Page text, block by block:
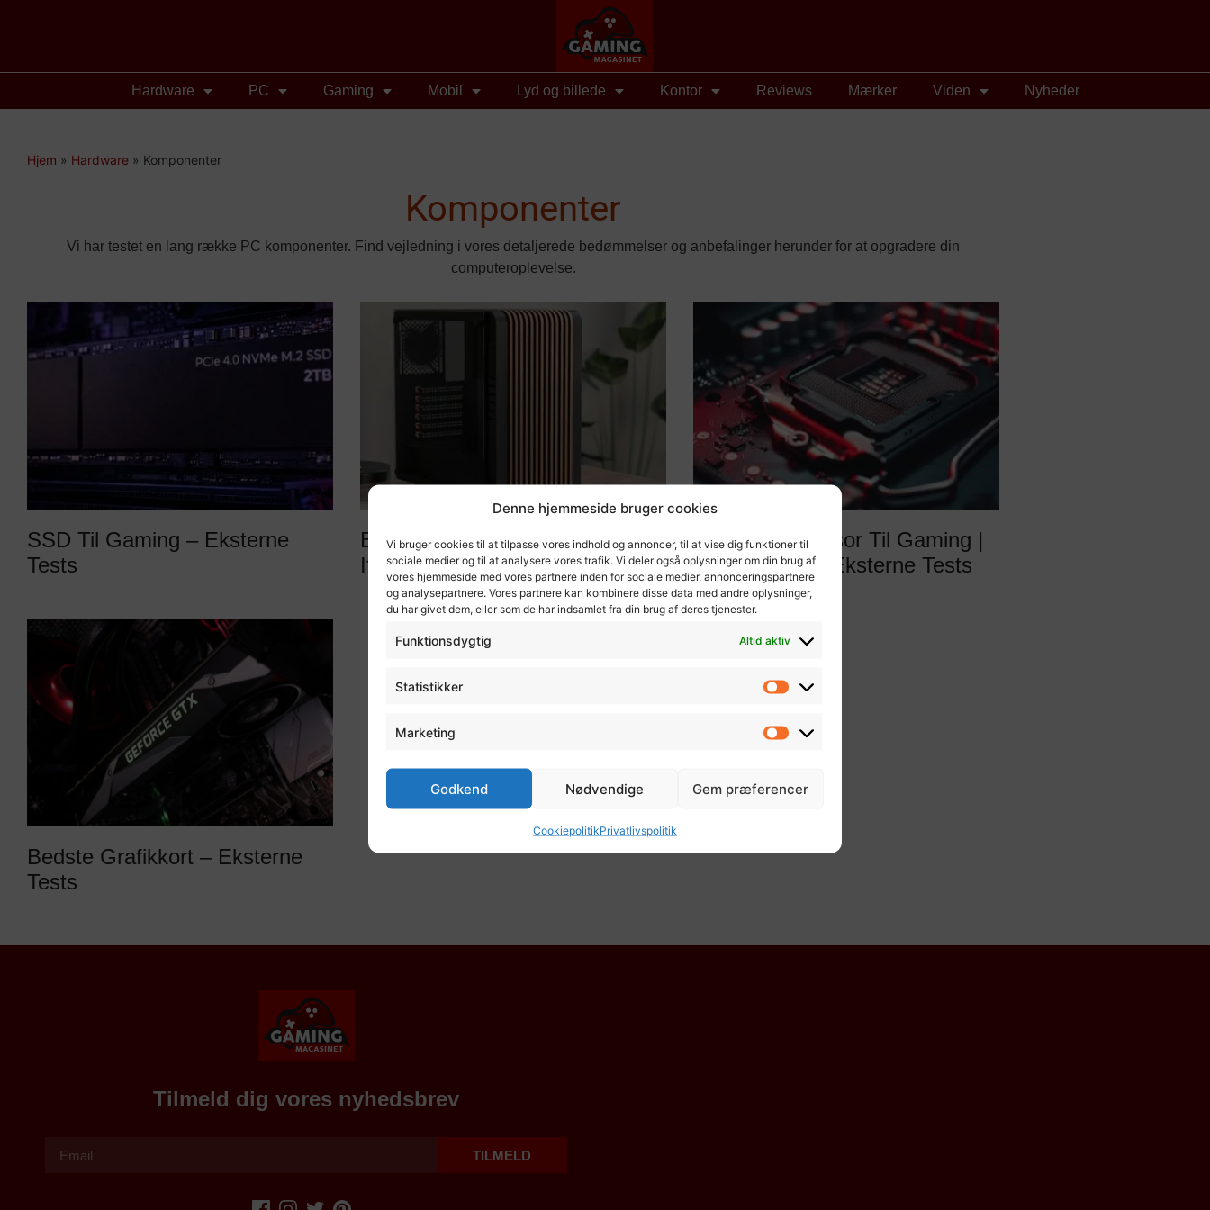
Denne hjemmeside bruger cookies
Vi bruger cookies til at tilpasse vores indhold og annoncer, til at vise dig funktioner til
sociale medier og til at analysere vores trafik. Vi deler også oplysninger om din brug af
vores hjemmeside med vores partnere inden for sociale medier, annonceringspartnere
og analysepartnere. Vores partnere kan kombinere disse data med andre oplysninger,
du har givet dem, eller som de har indsamlet fra din brug af deres tjenester.
Funktionsdygtig Altid aktiv
Statistikker
Marketing
Godkend Nødvendige Gem præferencer
CookiepolitikPrivatlivspolitik
Hardware PC Gaming Mobil Lyd og billede Kontor Reviews Mærker Viden Nyheder
Hjem » Hardware » Komponenter
Komponenter
Vi har testet en lang række PC komponenter. Find vejledning i vores detaljerede bedømmelser og anbefalinger herunder for at opgradere din
computeroplevelse.
SSD Til Gaming – Eksterne
Tests
Bedste PC Kabinet | Top 5
Ifølge Os – Eksterne Tests
Bedste Processor Til Gaming |
Vores Top 5 – Eksterne Tests
Bedste Grafikkort – Eksterne
Tests
Tilmeld dig vores nyhedsbrev
TILMELD